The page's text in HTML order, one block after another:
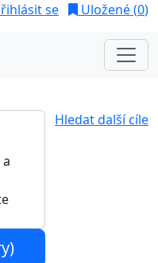
se Uložené (0)
Hledat další cíle